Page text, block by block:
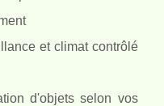
et climat contrôlé
d'objets selon vos